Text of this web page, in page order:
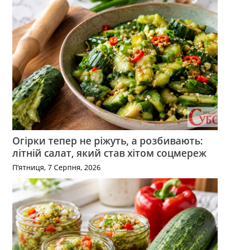
Огірки тепер не ріжуть, а розбивають:
літній салат, який став хітом соцмереж
П’ятниця, 7 Серпня, 2026